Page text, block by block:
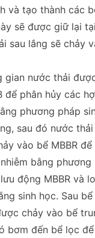
và tạo thành các
sẽ được giữ lại
sau lắng sẽ chảy
gian nước thải
để phân hủy các
phương pháp
sau đó nước
vào bể MBBR
bằng phương
động MBBR và
sinh học. Sau
chảy vào bể
bơm đến bể lọc